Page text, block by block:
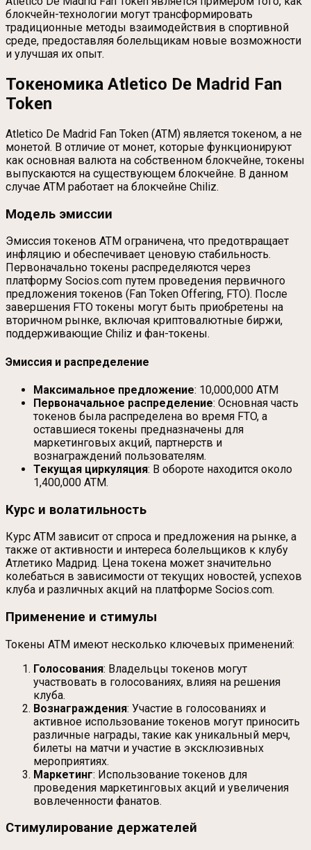
блокчейн-технологии могут трансформировать
традиционные методы взаимодействия в спортивной
среде, предоставляя болельщикам новые возможности
и улучшая их опыт.
Токеномика Atletico De Madrid Fan
Token
Atletico De Madrid Fan Token (ATM) является токеном, а не
монетой. В отличие от монет, которые функционируют
как основная валюта на собственном блокчейне, токены
выпускаются на существующем блокчейне. В данном
случае ATM работает на блокчейне Chiliz.
Модель эмиссии
Эмиссия токенов ATM ограничена, что предотвращает
инфляцию и обеспечивает ценовую стабильность.
Первоначально токены распределяются через
платформу Socios.com путем проведения первичного
предложения токенов (Fan Token Offering, FTO). После
завершения FTO токены могут быть приобретены на
вторичном рынке, включая криптовалютные биржи,
поддерживающие Chiliz и фан-токены.
Эмиссия и распределение
Максимальное предложение: 10,000,000 ATM
Первоначальное распределение: Основная часть
токенов была распределена во время FTO, а
оставшиеся токены предназначены для
маркетинговых акций, партнерств и
вознаграждений пользователям.
Текущая циркуляция: В обороте находится около
1,400,000 ATM.
Курс и волатильность
Курс ATM зависит от спроса и предложения на рынке, а
также от активности и интереса болельщиков к клубу
Атлетико Мадрид. Цена токена может значительно
колебаться в зависимости от текущих новостей, успехов
клуба и различных акций на платформе Socios.com.
Применение и стимулы
Токены ATM имеют несколько ключевых применений:
Голосования: Владельцы токенов могут
участвовать в голосованиях, влияя на решения
клуба.
Вознаграждения: Участие в голосованиях и
активное использование токенов могут приносить
различные награды, такие как уникальный мерч,
билеты на матчи и участие в эксклюзивных
мероприятиях.
Маркетинг: Использование токенов для
проведения маркетинговых акций и увеличения
вовлеченности фанатов.
Стимулирование держателей